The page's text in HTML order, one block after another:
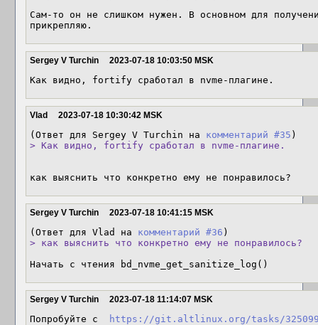
Сам-то он не слишком нужен. В основном для
прикрепляю.
Sergey V Turchin 2023-07-18 10:03:50 MSK
Как видно, fortify сработал в nvme-плагине.
Vlad 2023-07-18 10:30:42 MSK
(Ответ для Sergey V Turchin на комментарий #35
> Как видно, fortify сработал в nvme-плагине.
как выяснить что конкретно ему не понравилось?
Sergey V Turchin 2023-07-18 10:41:15 MSK
(Ответ для Vlad на комментарий #36
> как выяснить что конкретно ему не понравилось?
Начать с чтения bd_nvme_get_sanitize_log()
Sergey V Turchin 2023-07-18 11:14:07 MSK
Попробуйте с https://git.altlinux.org/tasks/